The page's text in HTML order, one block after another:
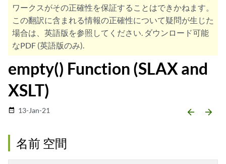
ワークスがその正確性を保証することはできかねます。
この翻訳に含まれる情報の正確性について疑問が生じた
場合は、英語版を参照してください. ダウンロード可能
なPDF (英語版のみ).
empty() Function (SLAX and
XSLT)
date_range 13-Jan-21 arrow_backward arrow_forward
名前 空間